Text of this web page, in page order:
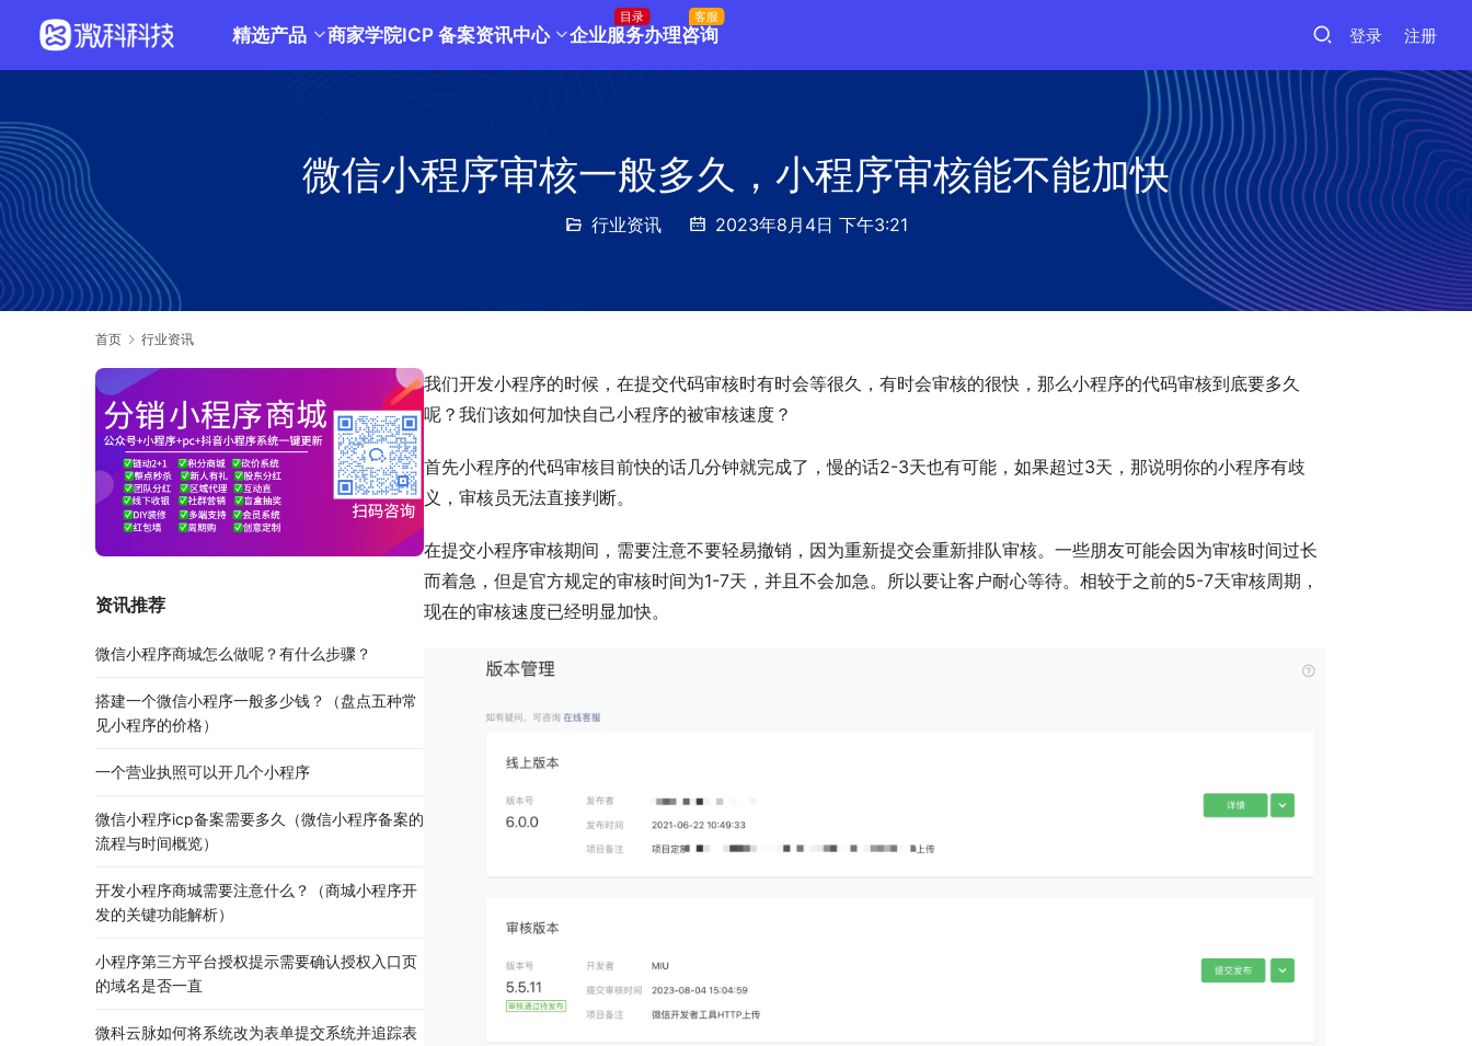
精选产品 商家学院ICP 备案资讯中心 企业服务
目录
办理咨询
客服
登录 注册
微信小程序审核一般多久，小程序审核能不能加快
行业资讯 2023年8月4日 下午3:21
首页 行业资讯
我们开发小程序的时候，在提交代码审核时有时会等很久，有时会审核的很快，那么小程序的代码审核到底要多久
呢？我们该如何加快自己小程序的被审核速度？
首先小程序的代码审核目前快的话几分钟就完成了，慢的话2-3天也有可能，如果超过3天，那说明你的小程序有歧
义，审核员无法直接判断。
在提交小程序审核期间，需要注意不要轻易撤销，因为重新提交会重新排队审核。一些朋友可能会因为审核时间过长
而着急，但是官方规定的审核时间为1-7天，并且不会加急。所以要让客户耐心等待。相较于之前的5-7天审核周期，
现在的审核速度已经明显加快。
资讯推荐
微信小程序商城怎么做呢？有什么步骤？
搭建一个微信小程序一般多少钱？（盘点五种常
见小程序的价格）
一个营业执照可以开几个小程序
微信小程序icp备案需要多久（微信小程序备案的
流程与时间概览）
开发小程序商城需要注意什么？（商城小程序开
发的关键功能解析）
小程序第三方平台授权提示需要确认授权入口页
的域名是否一直
微科云脉如何将系统改为表单提交系统并追踪表